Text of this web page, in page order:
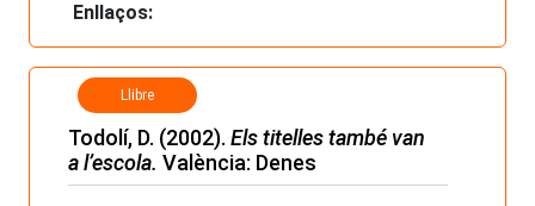
Enllaços:
Llibre
Todolí, D. (2002). Els titelles també van
a l’escola. València: Denes